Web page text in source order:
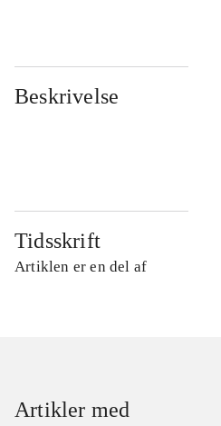
Beskrivelse
Tidsskrift
Artiklen er en del af
Artikler med